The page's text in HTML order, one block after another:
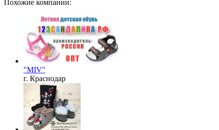
Похожие компании:
"MIV"
г. Краснодар